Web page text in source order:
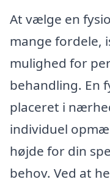
At vælge en
mange fordele,
mulighed for
behandling. En
placeret i
individuel
højde for din
behov. Ved at